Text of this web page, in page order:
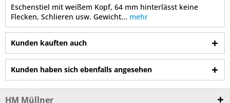
Eschenstiel mit weißem Kopf, 64 mm hinterlässt keine
Flecken, Schlieren usw. Gewicht... mehr
Kunden kauften auch
Kunden haben sich ebenfalls angesehen
HM Müllner